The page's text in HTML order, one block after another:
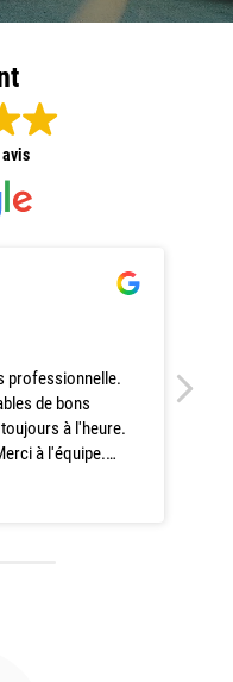
professionnelle.
bons
à l'équipe.